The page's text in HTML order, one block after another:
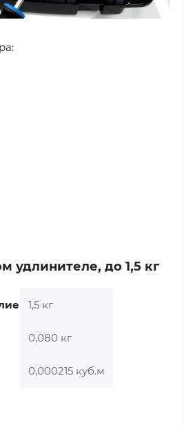
удлинителе, до 1,5 кг
1,5 кг
0,080 кг
0,000215 куб.м